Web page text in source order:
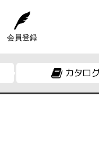
会員登録
カタロ